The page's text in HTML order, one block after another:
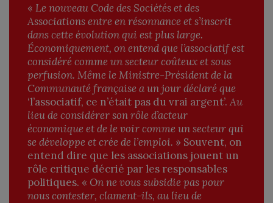
« Le nouveau Code des Sociétés et des
Associations entre en résonnance et s’inscrit
dans cette évolution qui est plus large.
Économiquement, on entend que l’associatif est
considéré comme un secteur coûteux et sous
perfusion. Même le Ministre-Président de la
Communauté française a un jour déclaré que
‘l’associatif, ce n’était pas du vrai argent’. Au
lieu de considérer son rôle d’acteur
économique et de le voir comme un secteur qui
se développe et crée de l’emploi. » Souvent, on
entend dire que les associations jouent un
rôle critique décrié par les responsables
politiques. « On ne vous subsidie pas pour
nous contester, clament-ils, au lieu de